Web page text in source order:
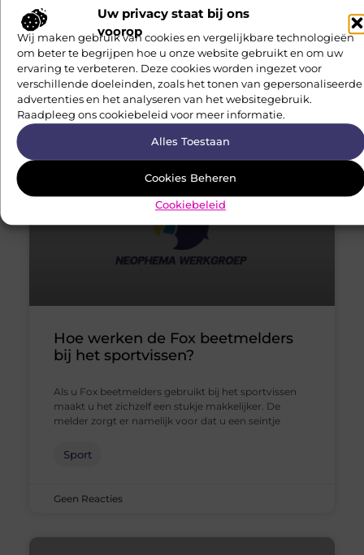
Uw privacy staat bij ons
voorop
Wij maken gebruik van cookies en vergelijkbare technologieën
om beter te begrijpen hoe u onze website gebruikt en om uw
ervaring te verbeteren. Deze cookies worden ingezet voor
verschillende doeleinden, zoals het tonen van gepersonaliseerde
advertenties en het analyseren van het websitegebruik.
Raadpleeg ons cookiebeleid voor meer informatie.
Alles Toestaan
Cookies Beheren
Cookiebeleid
Als u op zoek bent naar een ultieme workout, dan
kunt u wel een crossfit rack gebruiken. Deze handige
fitness accessoire geeft u talloze opties
Sport
Geen Reacties
Hoe werken de Fox beetmelders
bij het sportvissen?
Als u Fox beetmelders gebruikt bij het sportvissen
maakt u het zichzelf een stukje makkelijker. De
melder zorgt er namelijk voor dat u een seintje
Sport
Geen Reacties